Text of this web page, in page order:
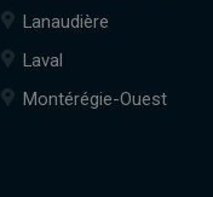
Lanaudière
Laval
Montérégie-Ouest